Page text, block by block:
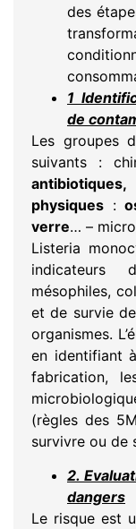
des
1
de
Les groupes
suivants :
physiques :
verre… –
Listeria
indicateurs
mésophiles,
et de survie
organismes.
en identifiant
fabrication,
(règles des
survivre ou de
2.
dangers
Le risque est